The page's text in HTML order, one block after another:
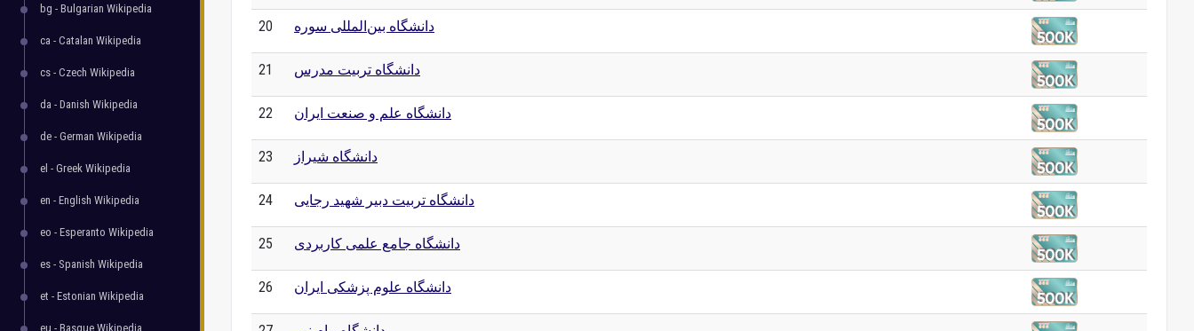
bg - Bulgarian Wikipedia
ca - Catalan Wikipedia
cs - Czech Wikipedia
da - Danish Wikipedia
de - German Wikipedia
el - Greek Wikipedia
en - English Wikipedia
eo - Esperanto Wikipedia
es - Spanish Wikipedia
et - Estonian Wikipedia
eu - Basque Wikipedia
20 دانشگاه بین‌المللی سوره
21 دانشگاه تربیت مدرس
22 دانشگاه علم و صنعت ایران
23 دانشگاه شیراز
24 دانشگاه تربیت دبیر شهید رجایی
25 دانشگاه جامع علمی کاربردی
26 دانشگاه علوم پزشکی ایران